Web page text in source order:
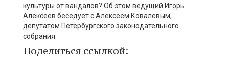
культуры от вандалов? Об этом ведущий Игорь
Алексеев беседует с Алексеем Ковалёвым,
депутатом Петербургского законодательного
собрания.
Поделиться ссылкой: